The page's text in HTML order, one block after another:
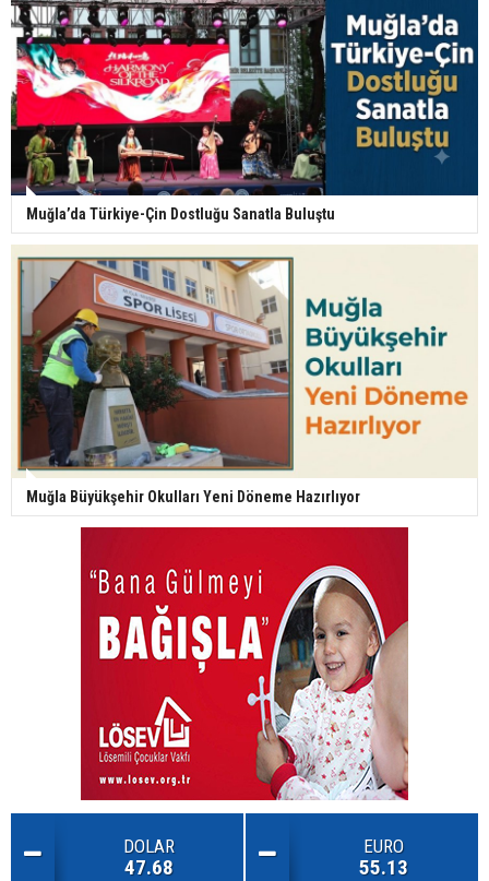
Muğla’da Türkiye-Çin Dostluğu Sanatla Buluştu
Muğla Büyükşehir Okulları Yeni Döneme Hazırlıyor
DOLAR
47.68
EURO
55.13